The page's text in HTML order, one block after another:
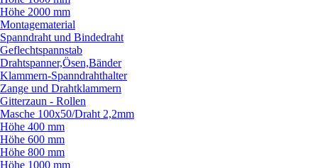
Höhe 2000 mm
Montagematerial
Spanndraht und Bindedraht
Geflechtspannstab
Drahtspanner,Ösen,Bänder
Klammern-Spanndrahthalter
Zange und Drahtklammern
Gitterzaun - Rollen
Masche 100x50/Draht 2,2mm
Höhe 400 mm
Höhe 600 mm
Höhe 800 mm
Höhe 1000 mm